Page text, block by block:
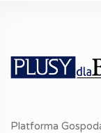
Platforma